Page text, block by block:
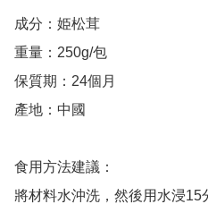
成分：姫松茸
重量：250g/包
保質期：24個月
產地：中國
食用方法建議：
將材料水沖洗，然後用水浸15